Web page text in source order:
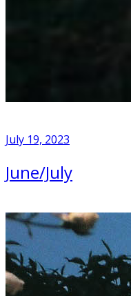
July 19, 2023
June/July